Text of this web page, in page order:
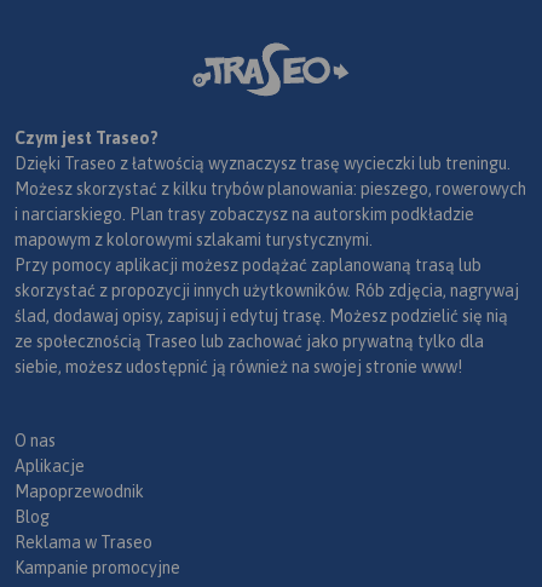
Czym jest Traseo?
Dzięki Traseo z łatwością wyznaczysz trasę wycieczki lub treningu.
Możesz skorzystać z kilku trybów planowania: pieszego, rowerowych
i narciarskiego. Plan trasy zobaczysz na autorskim podkładzie
mapowym z kolorowymi szlakami turystycznymi.
Przy pomocy aplikacji możesz podążać zaplanowaną trasą lub
skorzystać z propozycji innych użytkowników. Rób zdjęcia, nagrywaj
ślad, dodawaj opisy, zapisuj i edytuj trasę. Możesz podzielić się nią
ze społecznością Traseo lub zachować jako prywatną tylko dla
siebie, możesz udostępnić ją również na swojej stronie www!
O nas
Aplikacje
Mapoprzewodnik
Blog
Reklama w Traseo
Kampanie promocyjne